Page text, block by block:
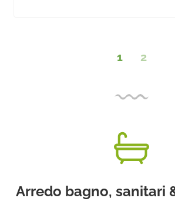
1 2
Arredo bagno, sanitari